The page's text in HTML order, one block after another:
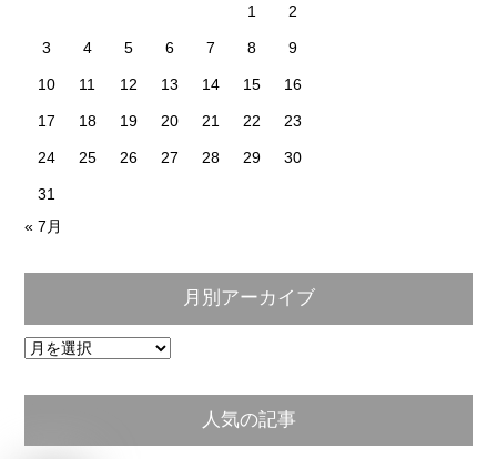
1
2
3 4 5 6 7 8 9
10 11 12 13 14 15 16
17 18 19 20 21 22 23
24 25 26 27 28 29 30
31
« 7月
月別アーカイブ
月
ア
カ
人気の記事